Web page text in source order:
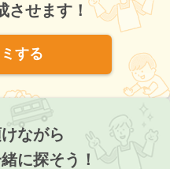
させます！
する
ながら
に探そう！